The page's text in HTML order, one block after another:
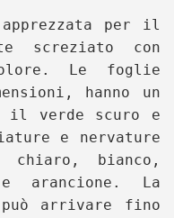
per il
screziato con
Le foglie
hanno un
il verde scuro e
e nervature
bianco,
arancione. La
arrivare fino